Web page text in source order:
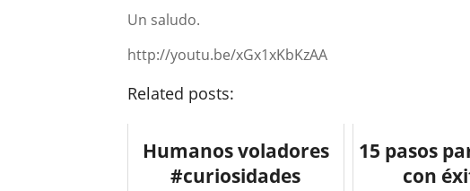
Un saludo.
http://youtu.be/xGx1xKbKzAA
Related posts:
Humanos voladores
#curiosidades
15 pasos
con